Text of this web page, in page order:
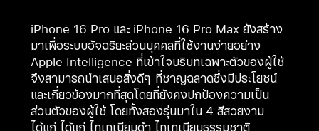
iPhone 16 Pro และ iPhone 16 Pro Max ยังสร้าง
มาเพื่อระบบอัจฉริยะส่วนบุคคลที่ใช้งานง่ายอย่าง
Apple Intelligence​ ที่เข้าใจบริบทเฉพาะตัวของผู้ใช้
จึงสามารถนำเสนอสิ่งดีๆ ที่ชาญฉลาดซึ่งมีประโยชน์
และเกี่ยวข้องมากที่สุดโดยที่ยังคงปกป้องความเป็น
ส่วนตัวของผู้ใช้ โดยทั้งสองรุ่นมาใน 4 สีสวยงาม